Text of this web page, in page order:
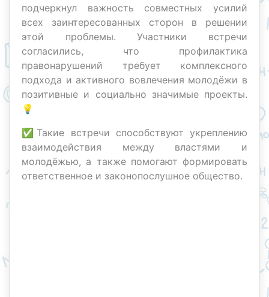
подчеркнул важность совместных усилий
всех заинтересованных сторон в решении
этой проблемы. Участники встречи
согласились, что профилактика
правонарушений требует комплексного
подхода и активного вовлечения молодёжи в
позитивные и социально значимые проекты.
💡
✅Такие встречи способствуют укреплению
взаимодействия между властями и
молодёжью, а также помогают формировать
ответственное и законопослушное общество.